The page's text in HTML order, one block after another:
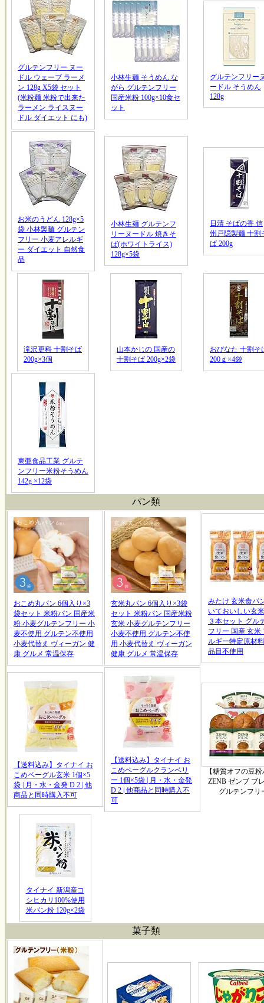
グルテンフリー ヌー
ドル ウェーブ ラーメ
ン 128g X5袋 セット
(米粉麺 米粉で出来た
ラーメン ライスヌー
ドル ダイエット にも)
小林生麺 そうめん な
がら グルテンフリー
国産米粉 100g×10食セ
ット
グルテンフリー
ードル そうめん
128g
お米のうどん 128g×5
袋 小林製麺 グルテン
フリー 小麦アレルギ
ー ダイエット 自然食
品
小林生麺 グルテンフ
リーヌードル 焼きそ
ば(ホワイトライス)
128g×5袋
日清 そばの香 信
州戸隠製麺 十割
ば 200g
滝沢更科 十割そば
200g×3個
山本かじの 国産の
十割そば 200g×2袋
おびなた 十割そ
200ｇ×4袋
東亜食品工業 グルテ
ンフリー米粉そうめん
142g ×12袋
パン類
おこめ丸パン 6個入り×3
袋セット 米粉パン 国産米
粉 小麦グルテンフリー 小
麦不使用 グルテン不使用
小麦代替え ヴィーガン 健
康 グルメ 常温保存
玄米丸パン 6個入り×3袋
セット 米粉パン 国産米粉
玄米 小麦グルテンフリー
小麦不使用 グルテン不使
用 小麦代替え ヴィーガン
健康 グルメ 常温保存
みたけ 玄米食パ
いておいしい玄
３本セット グル
フリー 国産 玄米
ルギー特定原材
品目不使用
【送料込み】タイナイ お
こめベーグル玄米 1個×5
袋 | 月・水・金発 D 2 | 他
商品と同時購入不可
【送料込み】タイナイ お
こめベーグルクランベリ
ー 1個×5袋 | 月・水・金発
D 2 | 他商品と同時購入不
可
【糖質オフの豆
ZENB ゼンブ ブ
グルテンフリ
タイナイ 新潟産コ
シヒカリ100%使用
米パン粉 120g×2袋
菓子類